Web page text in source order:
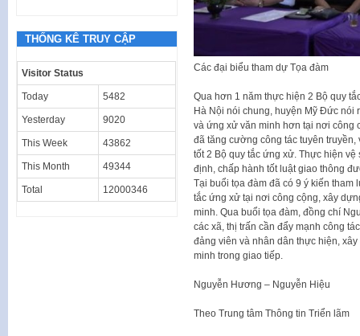
Các đại biểu tham dự Tọa đàm
Qua hơn 1 năm thực hiện 2 Bộ quy
Hà Nội nói chung, huyện Mỹ Đức nói
và ứng xử văn minh hơn tại nơi công
đã tăng cường công tác tuyên
tốt 2 Bộ quy tắc ứng xử. Thực hiện
định, chấp hành tốt luật giao thông
Tại buổi tọa đàm đã có 9 ý kiến tham
tắc ứng xử tại nơi công cộng, xây
minh. Qua buổi tọa đàm, đồng chí
các xã, thị trấn cần đẩy mạnh công
đảng viên và nhân dân thực hiện,
minh trong giao tiếp.
Nguyễn Hương – Nguyễn Hiệu
Theo Trung tâm Thông tin Triển lãm
THỐNG KÊ TRUY CẬP
Visitor Status
Today 5482
Yesterday 9020
This Week 43862
This Month 49344
Total 12000346